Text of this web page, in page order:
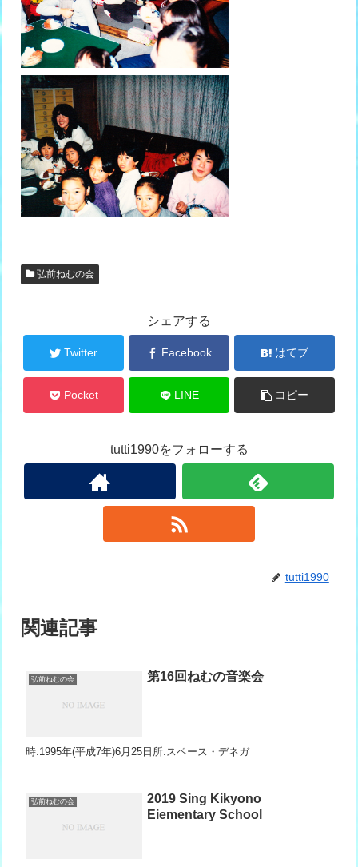
弘前ねむの会
シェアする
Twitter Facebook はてブ
Pocket LINE コピー
tutti1990をフォローする
tutti1990
関連記事
弘前ねむの会 第16回ねむの音楽会
時:1995年(平成7年)6月25日所:スペース・デネガ
弘前ねむの会
2019 Sing Kikyono
Eiementary School